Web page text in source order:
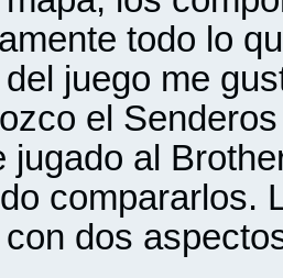
todo lo
juego me
el
jugado al
compararlos.
dos